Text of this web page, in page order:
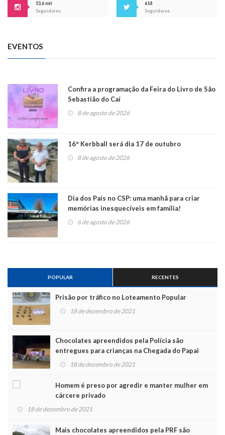
53,6 mil
Seguidores
618
Seguidores
EVENTOS
Confira a programação da Feira do Livro de São
Sebastião do Caí
8 de agosto de 2026
16° Kerbball será dia 17 de outubro
8 de agosto de 2026
Dia dos Pais no CSP: uma manhã para criar
memórias inesquecíveis em família!
6 de agosto de 2026
POPULAR RECENTES
Prisão por tráfico no Loteamento Popular
18 de dezembro de 2021
Chocolates apreendidos pela Polícia são
entregues para crianças na Chegada do Papai
Noel 18 de dezembro de 2021
Homem é preso por agredir e manter mulher em
cárcere privado
18 de dezembro de 2021
Mais chocolates apreendidos pela PRF são